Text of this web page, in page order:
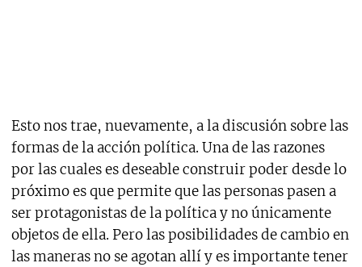
Esto nos trae, nuevamente, a la discusión sobre las
formas de la acción política. Una de las razones
por las cuales es deseable construir poder desde lo
próximo es que permite que las personas pasen a
ser protagonistas de la política y no únicamente
objetos de ella. Pero las posibilidades de cambio en
las maneras no se agotan allí y es importante tener